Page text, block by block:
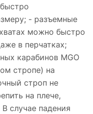
- разъемные
можно быстро
в перчатках;
карабинов MGO
стропе) на
строп не
на плече,
случае падения